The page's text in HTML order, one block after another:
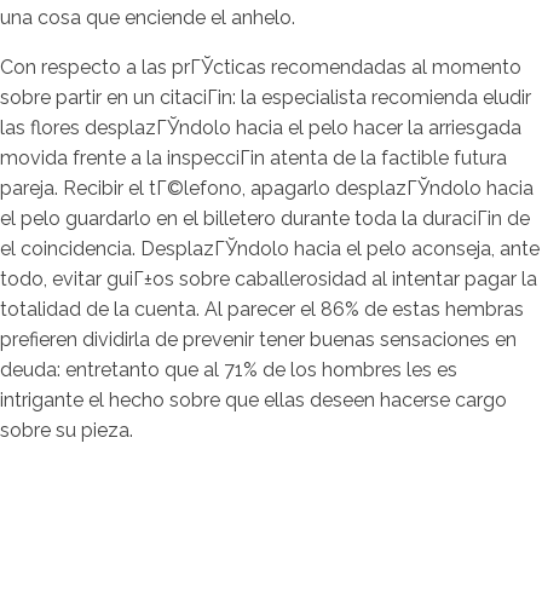
una cosa que enciende el anhelo.
Con respecto a las prГЎcticas recomendadas al momento
sobre partir en un citaciГіn: la especialista recomienda eludir
las flores desplazГЎndolo hacia el pelo hacer la arriesgada
movida frente a la inspecciГіn atenta de la factible futura
pareja. Recibir el tГ©lefono, apagarlo desplazГЎndolo hacia
el pelo guardarlo en el billetero durante toda la duraciГіn de
el coincidencia. DesplazГЎndolo hacia el pelo aconseja, ante
todo, evitar guiГ±os sobre caballerosidad al intentar pagar la
totalidad de la cuenta. Al parecer el 86% de estas hembras
prefieren dividirla de prevenir tener buenas sensaciones en
deuda: entretanto que al 71% de los hombres les es
intrigante el hecho sobre que ellas deseen hacerse cargo
sobre su pieza.